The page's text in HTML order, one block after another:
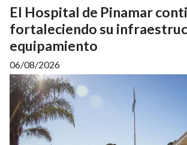
El Hospital de Pinamar
fortaleciendo su
equipamiento
06/08/2026